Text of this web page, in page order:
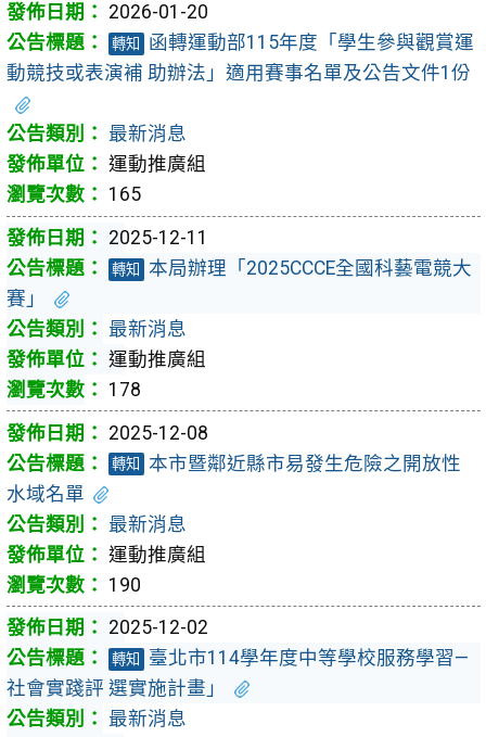
2026-01-20
轉知
函轉運動部115年度「學生參與觀賞運
動競技或表演補 助辦法」適用賽事名單及公告文件1份
最新消息
運動推廣組
165
2025-12-11
轉知
本局辦理「2025CCCE全國科藝電競大
賽」
最新消息
運動推廣組
178
2025-12-08
轉知
本市暨鄰近縣市易發生危險之開放性
水域名單
最新消息
運動推廣組
190
2025-12-02
轉知
臺北市114學年度中等學校服務學習—
社會實踐評 選實施計畫」
最新消息